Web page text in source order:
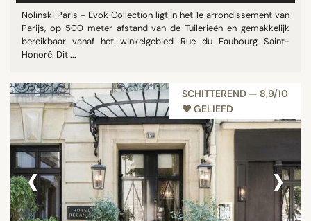
Nolinski Paris - Evok Collection ligt in het 1e arrondissement van
Parijs, op 500 meter afstand van de Tuilerieën en gemakkelijk
bereikbaar vanaf het winkelgebied Rue du Faubourg Saint-
Honoré. Dit ...
SCHITTEREND — 8,9/10
♥︎ GELIEFD
‹ ›